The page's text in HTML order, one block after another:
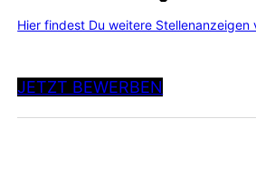
Hier findest Du weitere Stellenanzeigen
JETZT BEWERBEN